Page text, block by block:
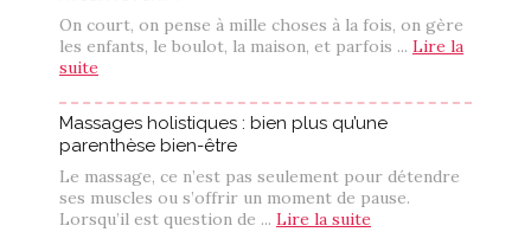
On court, on pense à mille choses à la fois, on gère
les enfants, le boulot, la maison, et parfois ... Lire la
suite
Massages holistiques : bien plus qu’une
parenthèse bien-être
Le massage, ce n’est pas seulement pour détendre
ses muscles ou s’offrir un moment de pause.
Lorsqu’il est question de ... Lire la suite